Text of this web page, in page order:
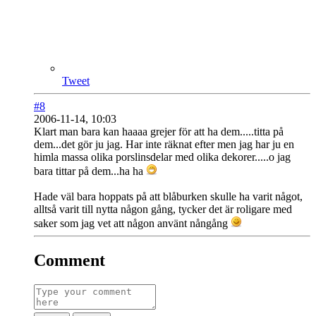
Tweet
#8
2006-11-14, 10:03
Klart man bara kan haaaa grejer för att ha dem.....titta på
dem...det gör ju jag. Har inte räknat efter men jag har ju en
himla massa olika porslinsdelar med olika dekorer.....o jag
bara tittar på dem...ha ha
Hade väl bara hoppats på att blåburken skulle ha varit något,
alltså varit till nytta någon gång, tycker det är roligare med
saker som jag vet att någon använt nångång
Comment